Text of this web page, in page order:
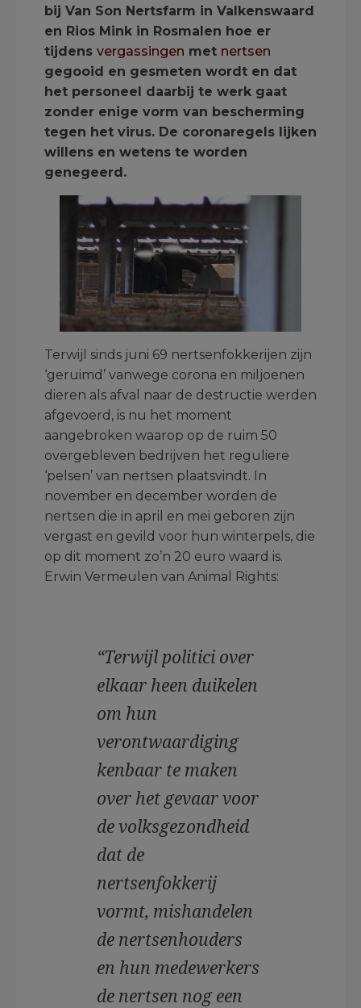
bij Van Son Nertsfarm in Valkenswaard
en Rios Mink in Rosmalen hoe er
tijdens vergassingen met nertsen
gegooid en gesmeten wordt en dat
het personeel daarbij te werk gaat
zonder enige vorm van bescherming
tegen het virus. De coronaregels lijken
willens en wetens te worden
genegeerd.
Terwijl sinds juni 69 nertsenfokkerijen zijn
‘geruimd’ vanwege corona en miljoenen
dieren als afval naar de destructie werden
afgevoerd, is nu het moment
aangebroken waarop op de ruim 50
overgebleven bedrijven het reguliere
‘pelsen’ van nertsen plaatsvindt. In
november en december worden de
nertsen die in april en mei geboren zijn
vergast en gevild voor hun winterpels, die
op dit moment zo’n 20 euro waard is.
Erwin Vermeulen van Animal Rights:
“Terwijl politici over
elkaar heen duikelen
om hun
verontwaardiging
kenbaar te maken
over het gevaar voor
de volksgezondheid
dat de
nertsenfokkerij
vormt, mishandelen
de nertsenhouders
en hun medewerkers
de nertsen nog een